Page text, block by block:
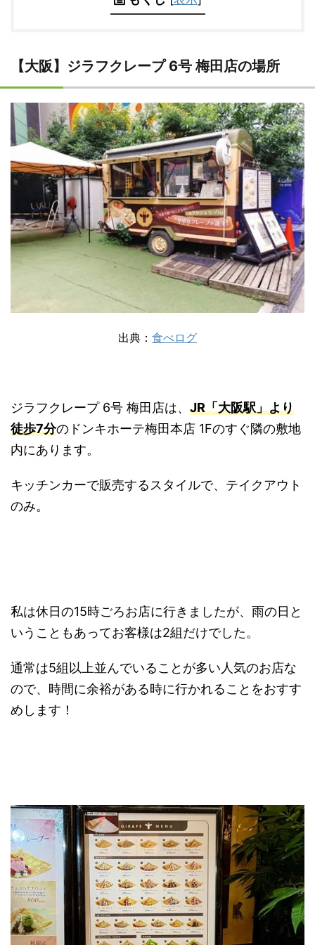
【大阪】ジラフクレープ 6号 梅田店の場所
出典： 食べログ
ジラフクレープ 6号 梅田店は、 JR「大阪駅」より
徒歩7分のドンキホーテ梅田本店 1Fのすぐ隣の敷地
内にあります。
キッチンカーで販売するスタイルで、テイクアウト
のみ。
私は休日の15時ごろお店に行きましたが、雨の日と
いうこともあってお客様は2組だけでした。
通常は5組以上並んでいることが多い人気のお店な
ので、時間に余裕がある時に行かれることをおすす
めします！